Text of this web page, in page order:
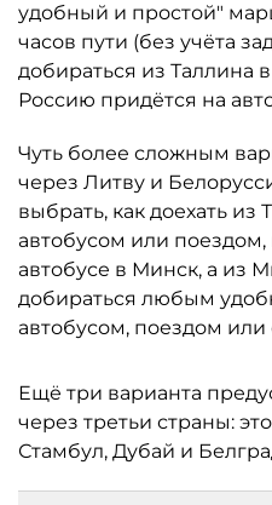
удобный и простой"
часов пути (без учёта
добираться из Таллина
Россию придётся на
Чуть более сложным
через Литву и
выбрать, как доехать
автобусом или поездом,
автобусе в Минск, а из
добираться любым
автобусом, поездом или
Ещё три варианта
через третьи страны:
Стамбул, Дубай и